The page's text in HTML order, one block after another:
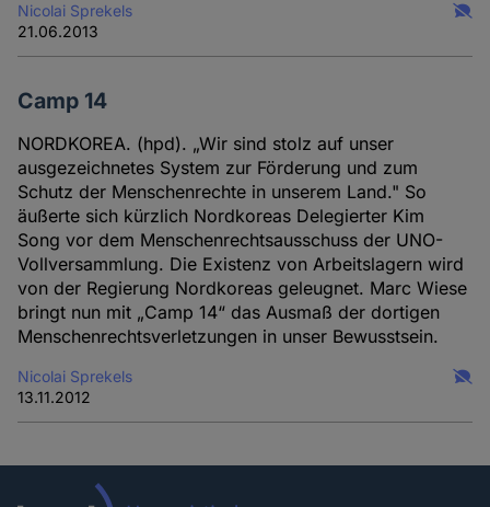
Nicolai Sprekels
21.06.2013
Camp 14
NORDKOREA. (hpd). „Wir sind stolz auf unser
ausgezeichnetes System zur Förderung und zum
Schutz der Menschenrechte in unserem Land." So
äußerte sich kürzlich Nordkoreas Delegierter Kim
Song vor dem Menschenrechtsausschuss der UNO-
Vollversammlung. Die Existenz von Arbeitslagern wird
von der Regierung Nordkoreas geleugnet. Marc Wiese
bringt nun mit „Camp 14“ das Ausmaß der dortigen
Menschenrechtsverletzungen in unser Bewusstsein.
Nicolai Sprekels
13.11.2012